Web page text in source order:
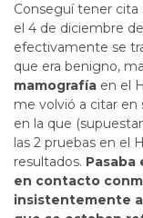
Conseguí tener cita
el 4 de diciembre
efectivamente se
que era benigno,
mamografía en el
me volvió a citar en
en la que
las 2 pruebas en el
resultados. Pasaba
en contacto
insistentemente